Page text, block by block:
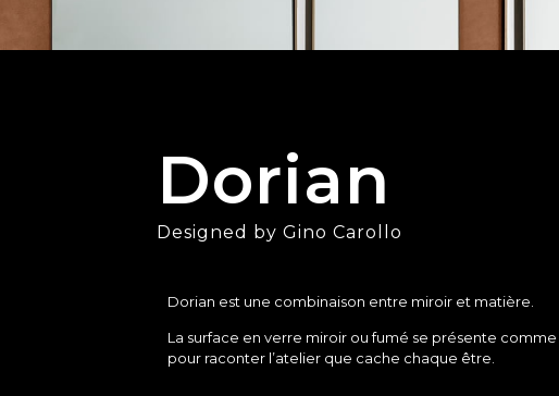
Dorian
Designed by Gino Carollo
Dorian est une combinaison entre miroir et matière.
La surface en verre miroir ou fumé se présente
pour raconter l’atelier que cache chaque être.